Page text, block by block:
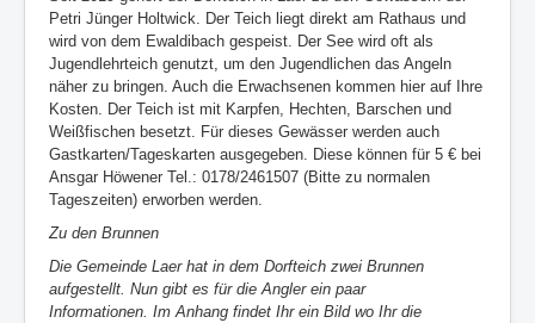
Vorstand
Datenschutzerklärung
Impressum
Login
Petri Jünger Holtwick. Der Teich liegt direkt am Rathaus und
wird von dem Ewaldibach gespeist. Der See wird oft als
Jugendlehrteich genutzt, um den Jugendlichen das Angeln
näher zu bringen. Auch die Erwachsenen kommen hier auf Ihre
Kosten. Der Teich ist mit Karpfen, Hechten, Barschen und
Weißfischen besetzt. Für dieses Gewässer werden auch
Gastkarten/Tageskarten ausgegeben. Diese können für 5 € bei
Ansgar Höwener Tel.: 0178/2461507 (Bitte zu normalen
Tageszeiten) erworben werden.
Zu den Brunnen
Die Gemeinde Laer hat in dem Dorfteich zwei Brunnen
aufgestellt. Nun gibt es für die Angler ein paar
Informationen. Im Anhang findet Ihr ein Bild wo Ihr die